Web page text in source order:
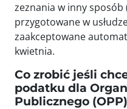
zeznania w inny
przygotowane w
zaakceptowane
kwietnia.
Co zrobić jeśli
podatku dla
Publicznego (OPP)